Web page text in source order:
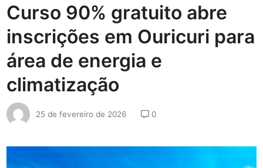
Curso 90% gratuito abre
inscrições em Ouricuri para
área de energia e
climatização
25 de fevereiro de 2026 0